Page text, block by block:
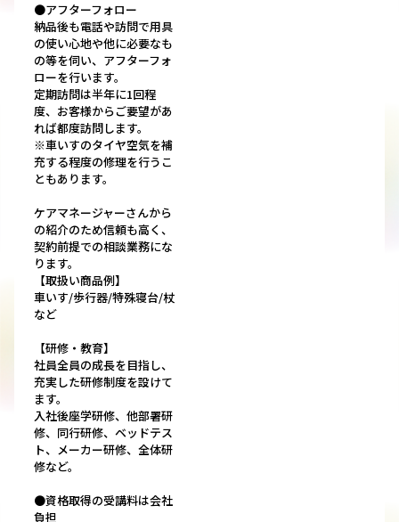
●アフターフォロー
納品後も電話や訪問で用具
の使い心地や他に必要なも
の等を伺い、アフターフォ
ローを行います。
定期訪問は半年に1回程
度、お客様からご要望があ
れば都度訪問します。
※車いすのタイヤ空気を補
充する程度の修理を行うこ
ともあります。
ケアマネージャーさんから
の紹介のため信頼も高く、
契約前提での相談業務にな
ります。
【取扱い商品例】
車いす/歩行器/特殊寝台/杖
など
【研修・教育】
社員全員の成長を目指し、
充実した研修制度を設けて
ます。
入社後座学研修、他部署研
修、同行研修、ベッドテス
ト、メーカー研修、全体研
修など。
●資格取得の受講料は会社
負担